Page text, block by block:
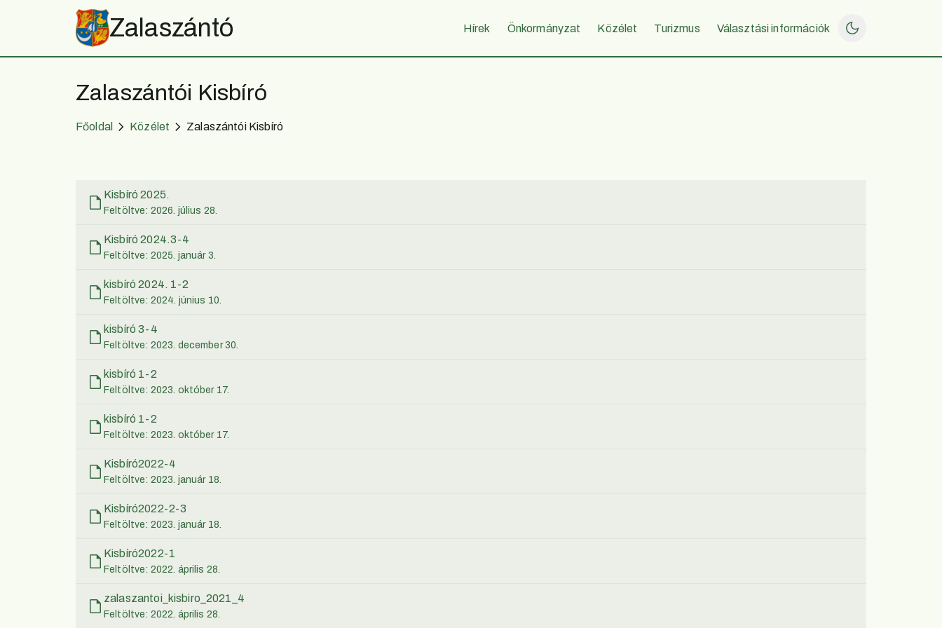
Zalaszántó Hírek Önkormányzat Közélet Turizmus Választási információk
Zalaszántói Kisbíró
Főoldal Közélet Zalaszántói Kisbíró
Kisbíró 2025.
Feltöltve: 2026. július 28.
Kisbíró 2024.3-4
Feltöltve: 2025. január 3.
kisbíró 2024. 1-2
Feltöltve: 2024. június 10.
kisbíró 3-4
Feltöltve: 2023. december 30.
kisbíró 1-2
Feltöltve: 2023. október 17.
kisbíró 1-2
Feltöltve: 2023. október 17.
Kisbíró2022-4
Feltöltve: 2023. január 18.
Kisbíró2022-2-3
Feltöltve: 2023. január 18.
Kisbíró2022-1
Feltöltve: 2022. április 28.
zalaszantoi_kisbiro_2021_4
Feltöltve: 2022. április 28.